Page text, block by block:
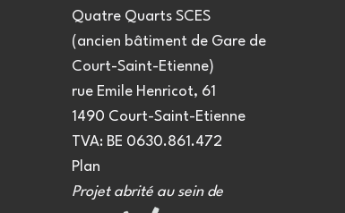
Quatre Quarts SCES
(ancien bâtiment de Gare de
Court-Saint-Etienne)
rue Emile Henricot, 61
1490 Court-Saint-Etienne
TVA: BE 0630.861.472
Plan
Projet abrité au sein de